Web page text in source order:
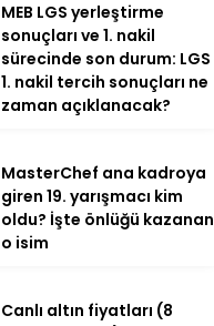
MEB LGS yerleştirme
sonuçları ve 1. nakil
sürecinde son durum: LGS
1. nakil tercih sonuçları ne
zaman açıklanacak?
MasterChef ana kadroya
giren 19. yarışmacı kim
oldu? İşte önlüğü kazanan
o isim
Canlı altın fiyatları (8